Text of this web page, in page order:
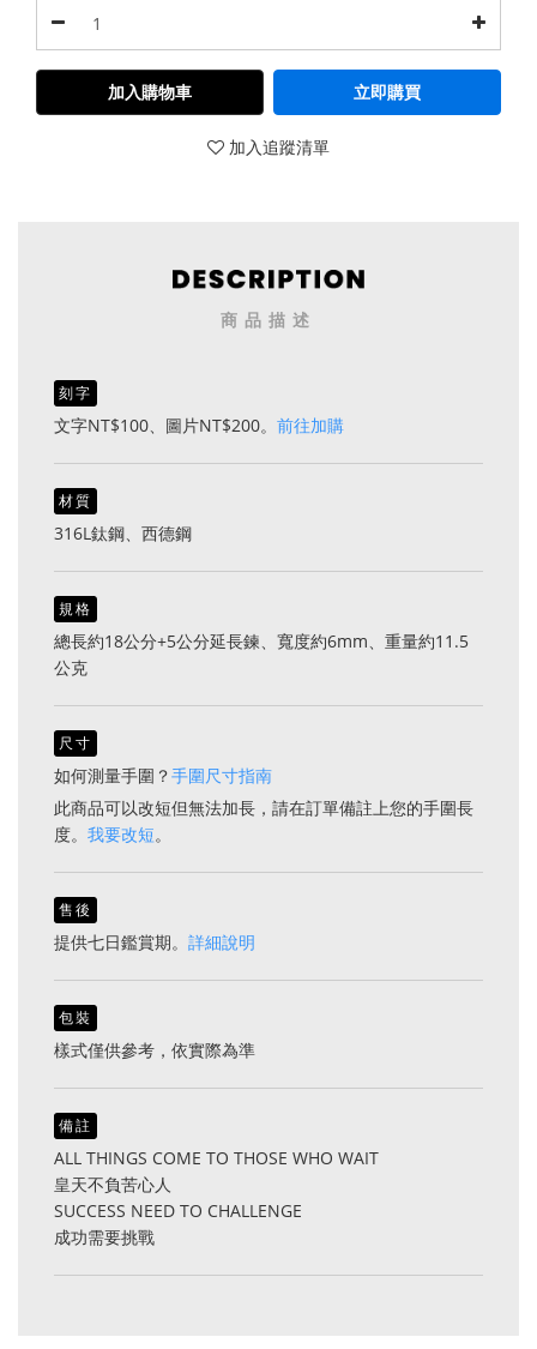
加入購物車 立即購買
加入追蹤清單
商品描述
刻字
文字NT$100、圖片NT$200。 前往加購
材質
316L鈦鋼、西德鋼
規格
總長約18公分+5公分延長鍊、寬度約6mm、重量約11.5
公克
尺寸
如何測量手圍？手圍尺寸指南
此商品可以改短但無法加長，請在訂單備註上您的手圍長
度。 我要改短。
售後
提供七日鑑賞期。 詳細說明
包裝
樣式僅供參考，依實際為準
備註
ALL THINGS COME TO THOSE WHO WAIT
皇天不負苦心人
SUCCESS NEED TO CHALLENGE
成功需要挑戰